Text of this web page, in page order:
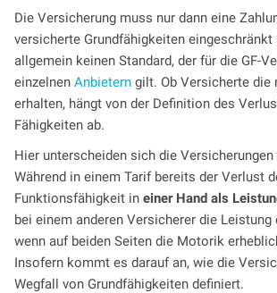
Die Versicherung muss nur dann eine
versicherte Grundfähigkeiten eingeschränkt
allgemein keinen Standard, der für die GF-
einzelnen Anbieterngilt. Ob Versicherte die
erhalten, hängt von der Definition des
Fähigkeiten ab.
Hier unterscheiden sich die
Während in einem Tarif bereits der Verlust
Funktionsfähigkeit in einer Hand als
bei einem anderen Versicherer die Leistung
wenn auf beiden Seiten die Motorik
Insofern kommt es darauf an, wie die
Wegfall von Grundfähigkeiten definiert.